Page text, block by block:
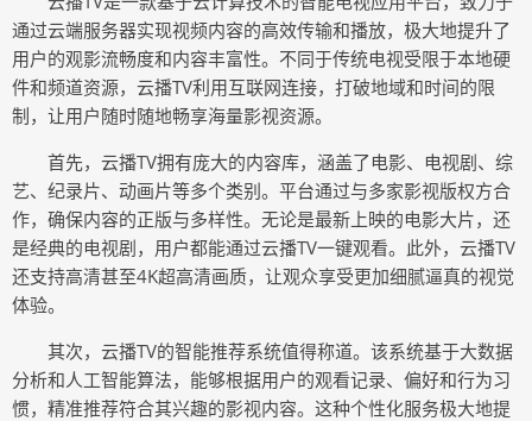
通过云端服务器实现视频内容的高效传输和播放，极大地提升了
用户的观影流畅度和内容丰富性。不同于传统电视受限于本地硬
件和频道资源，云播TV利用互联网连接，打破地域和时间的限
制，让用户随时随地畅享海量影视资源。
首先，云播TV拥有庞大的内容库，涵盖了电影、电视剧、综
艺、纪录片、动画片等多个类别。平台通过与多家影视版权方合
作，确保内容的正版与多样性。无论是最新上映的电影大片，还
是经典的电视剧，用户都能通过云播TV一键观看。此外，云播TV
还支持高清甚至4K超高清画质，让观众享受更加细腻逼真的视觉
体验。
其次，云播TV的智能推荐系统值得称道。该系统基于大数据
分析和人工智能算法，能够根据用户的观看记录、偏好和行为习
惯，精准推荐符合其兴趣的影视内容。这种个性化服务极大地提